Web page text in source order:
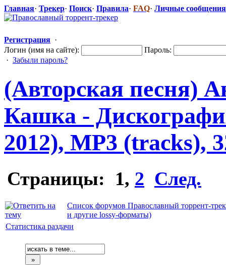
Главная· Трекер· Поиск· Правила· FAQ· Личные сообщения
Регистрация ·
Логин (имя на сайте):
Пароль:
· Забыли пароль?
(Авторская песня)
Кашка -
2012), MP3 (tracks),
Страницы: 1, 2 След.
Список форумов Православный торрент-
и другие lossy-форматы)
Статистика раздачи